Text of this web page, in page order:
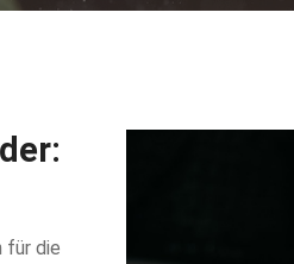
für die